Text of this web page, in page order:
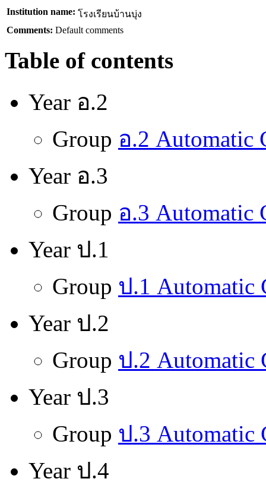
Institution name: โรงเรียนบ้านบุ่ง
Comments: Default comments
Table of contents
Year อ.2
Group อ.2 Automatic
Year อ.3
Group อ.3 Automatic
Year ป.1
Group ป.1 Automatic
Year ป.2
Group ป.2 Automatic
Year ป.3
Group ป.3 Automatic
Year ป.4